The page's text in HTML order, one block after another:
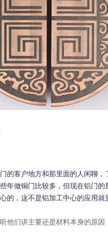
的客户地方和那里面的人闲聊
年做铜门比较多，但现在铝门
的，这不是铝加工中心的应用就
们讲主要还是材料本身的原因